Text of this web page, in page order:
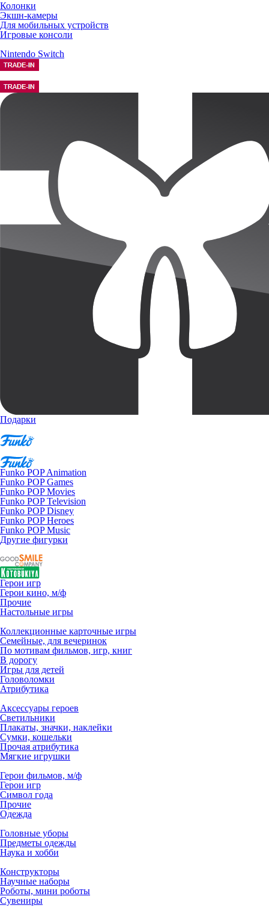
Колонки
Экшн-камеры
Для мобильных устройств
Игровые консоли
Nintendo Switch
Подарки
Funko POP Animation
Funko POP Games
Funko POP Movies
Funko POP Television
Funko POP Disney
Funko POP Heroes
Funko POP Music
Другие фигурки
Герои игр
Герои кино, м/ф
Прочие
Настольные игры
Коллекционные карточные игры
Семейные, для вечеринок
По мотивам фильмов, игр, книг
В дорогу
Игры для детей
Головоломки
Атрибутика
Аксессуары героев
Светильники
Плакаты, значки, наклейки
Сумки, кошельки
Прочая атрибутика
Мягкие игрушки
Герои фильмов, м/ф
Герои игр
Символ года
Прочие
Одежда
Головные уборы
Предметы одежды
Наука и хобби
Конструкторы
Научные наборы
Роботы, мини роботы
Сувениры